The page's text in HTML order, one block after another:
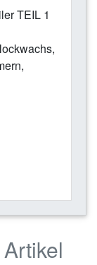
TEIL 1